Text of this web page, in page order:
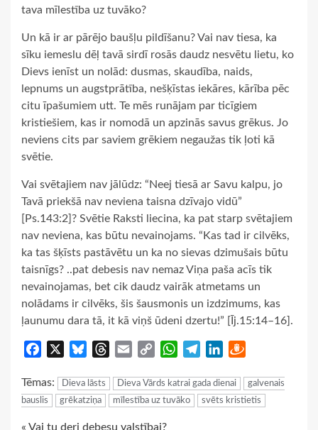
tava mīlestība uz tuvāko?
Un kā ir ar pārējo baušļu pildīšanu? Vai nav tiesa, ka
sīku iemeslu dēļ tavā sirdī rosās daudz nesvētu lietu, ko
Dievs ienīst un nolād: dusmas, skaudība, naids,
lepnums un augstprātība, nešķīstas iekāres, kārība pēc
citu īpašumiem utt. Te mēs runājam par ticīgiem
kristiešiem, kas ir nomodā un apzinās savus grēkus. Jo
neviens cits par saviem grēkiem negaužas tik ļoti kā
svētie.
Vai svētajiem nav jālūdz: “Neej tiesā ar Savu kalpu, jo
Tavā priekšā nav neviena taisna dzīvajo vidū”
[Ps.143:2]? Svētie Raksti liecina, ka pat starp svētajiem
nav neviena, kas būtu nevainojams. “Kas tad ir cilvēks,
ka tas šķīsts pastāvētu un ka no sievas dzimušais būtu
taisnīgs? ..pat debesis nav nemaz Viņa paša acīs tik
nevainojamas, bet cik daudz vairāk atmetams un
nolādams ir cilvēks, šis šausmonis un izdzimums, kas
ļaunumu dara tā, it kā viņš ūdeni dzertu!” [Īj.15:14–16].
Facebook BlueskyThreads
Email
Copy
WhatsApp
TelegramLinkedIn
Tēmas: Dieva lāsts Dieva Vārds katrai gada dienai
galvenais
bauslis
grēkatziņa mīlestība uz tuvāko svēts kristietis
« Vai tu deri debesu valstībai?